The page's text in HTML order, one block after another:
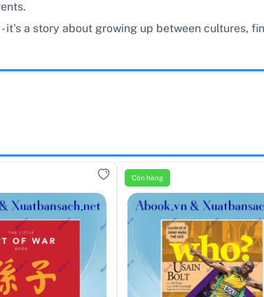
it's a story about growing up between cultures,
Còn hàng